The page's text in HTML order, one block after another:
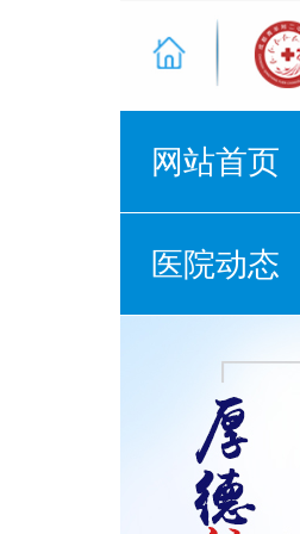
网站首页
医院动态